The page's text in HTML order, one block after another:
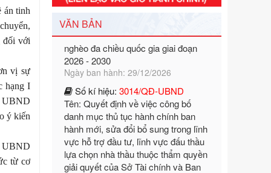
án tinh
đối với
vị sự
hạng I
UBND
ý kiến
UBND
từ cơ
VĂN BẢN
nghèo đa chiều quốc gia giai đoạn
2026 - 2030
Ngày ban hành: 29/12/2026
Số kí hiệu:3014/QĐ-UBND
Tên: Quyết định về việc công bố
danh mục thủ tục hành chính ban
hành mới, sửa đổi bổ sung trong lĩnh
vực hỗ trợ đầu tư, lĩnh vực đấu thầu
lựa chọn nhà thầu thuộc thẩm quyền
giải quyết của Sở Tài chính và Ban
Quản lý Khu kinh tế Đông Nam
Nghệ An
Ngày ban hành: 23/09/2026